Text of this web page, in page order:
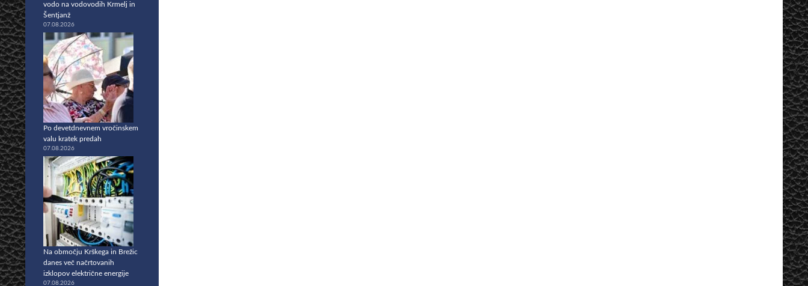
vodo na vodovodih Krmelj in
Šentjanž
07.08.2026
Po devetdnevnem vročinskem
valu kratek predah
07.08.2026
Na območju Krškega in Brežic
danes več načrtovanih
izklopov električne energije
07.08.2026